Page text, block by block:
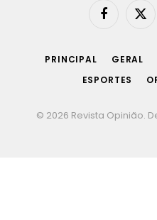
Facebook
X
PRINCIPAL GERAL
ESPORTES
© 2026 Revista Opinião.